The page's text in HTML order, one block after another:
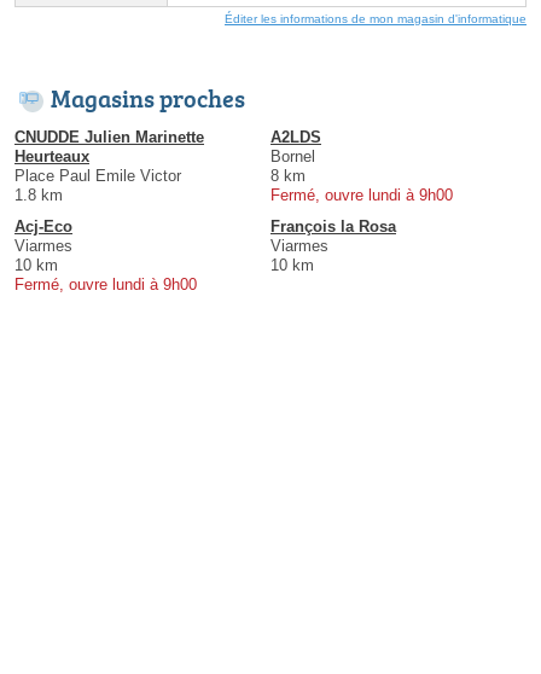
Éditer les informations de mon magasin d'informatique
Magasins proches
CNUDDE Julien Marinette
Heurteaux
Place Paul Emile Victor
1.8 km
A2LDS
Bornel
8 km
Fermé, ouvre lundi à 9h00
Acj-Eco
Viarmes
10 km
Fermé, ouvre lundi à 9h00
François la Rosa
Viarmes
10 km